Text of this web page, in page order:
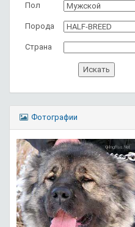
Пол
Порода
Страна
Фотографии